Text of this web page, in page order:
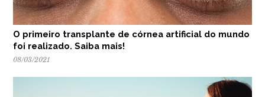
O primeiro transplante de córnea artificial do mundo
foi realizado. Saiba mais!
08/03/2021